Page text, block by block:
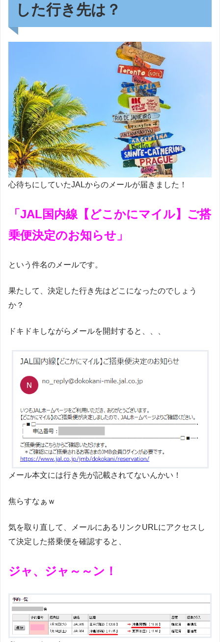
した行き先は？
心待ちにしていたJALからのメールが届きました！
「JAL国内線【どこかにマイル】ご搭
乗便決定のお知らせ」
という件名のメールです。
果たして、決定した行き先はどこになったのでしょう
か？
ドキドキしながらメールを開封すると、、、
メール本文には行き先が記載されてないんかい！
焦らすなぁｗ
気を取り直して、メールにあるリンクURLにアクセスし
て決定した搭乗便を確認すると、
ジャ、ジャ～～ン！